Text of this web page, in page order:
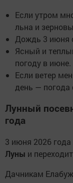
Если утром
льна и
Дождь 3 июня
Ясный и
погоду в июне.
Если ветер
день — погода
Лунный
года
3 июня 2026
Луны и
Дачникам